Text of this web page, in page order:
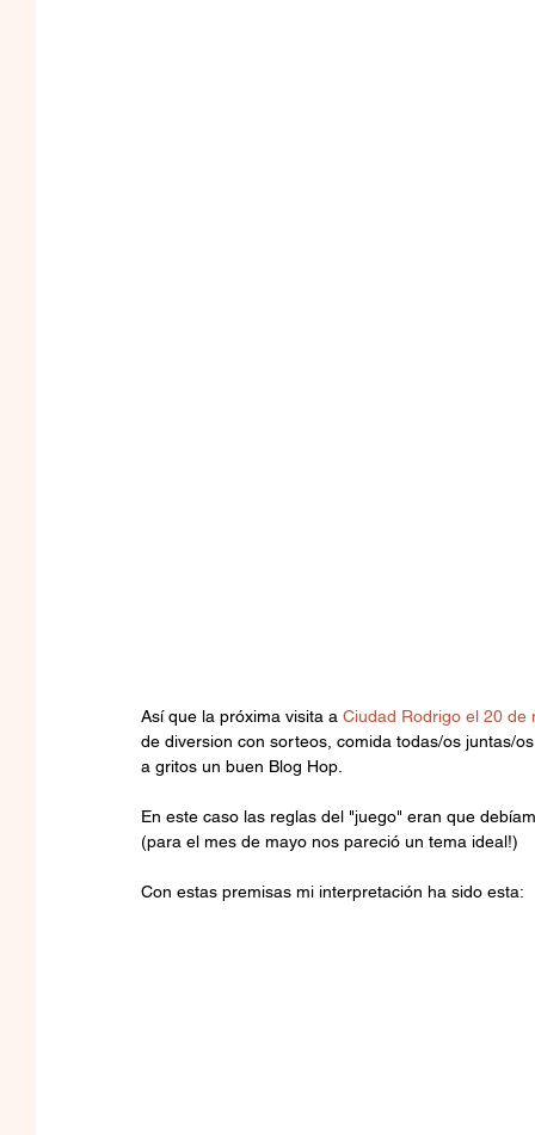
Así que la próxima visita a Ciudad Rodrigo el 20 de
de diversion con sorteos, comida todas/os juntas/
a gritos un buen Blog Hop.
En este caso las reglas del "juego" eran que
(para el mes de mayo nos pareció un tema ideal!)
Con estas premisas mi interpretación ha sido esta: